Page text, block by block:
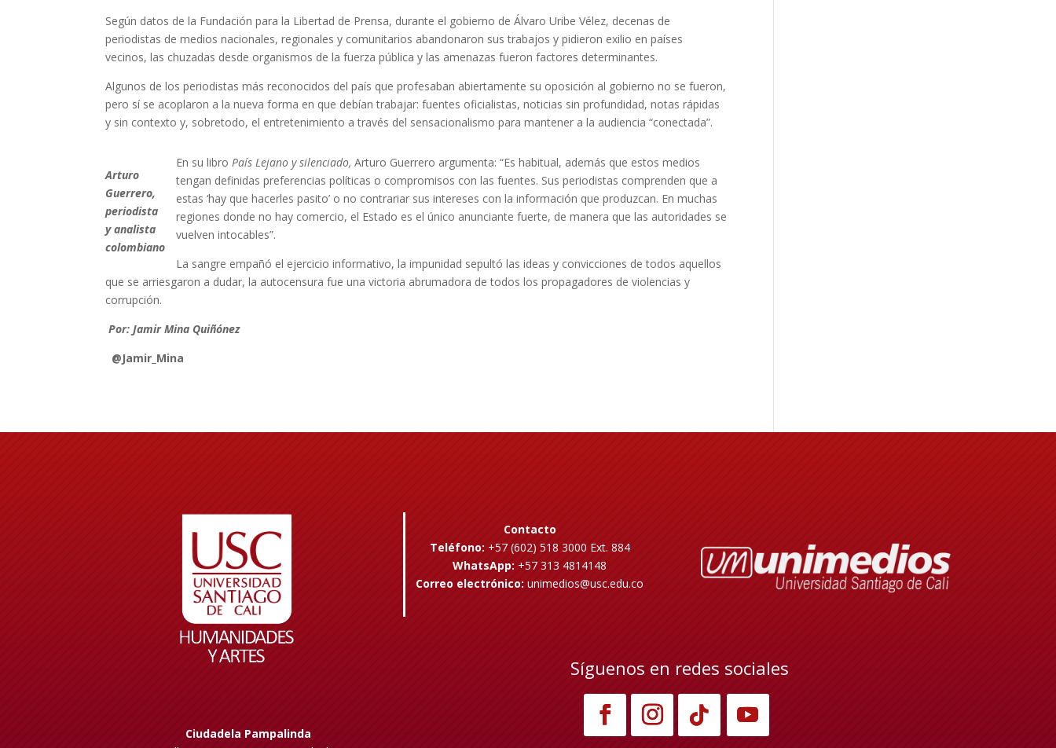
Según datos de la Fundación para la Libertad de Prensa, durante el gobierno de Álvaro Uribe Vélez, decenas de
periodistas de medios nacionales, regionales y comunitarios abandonaron sus trabajos y pidieron exilio en países
vecinos, las chuzadas desde organismos de la fuerza pública y las amenazas fueron factores determinantes.
Algunos de los periodistas más reconocidos del país que profesaban abiertamente su oposición al gobierno no se fueron,
pero sí se acoplaron a la nueva forma en que debían trabajar: fuentes oficialistas, noticias sin profundidad, notas rápidas
y sin contexto y, sobretodo, el entretenimiento a través del sensacionalismo para mantener a la audiencia “conectada”.
Arturo
Guerrero,
periodista
y analista
colombiano
En su libroPaís Lejano y silenciado,Arturo Guerrero argumenta: “Es habitual, además que estos medios
tengan definidas preferencias políticas o compromisos con las fuentes. Sus periodistas comprenden que a
estas ‘hay que hacerles pasito’ o no contrariar sus intereses con la información que produzcan. En muchas
regiones donde no hay comercio, el Estado es el único anunciante fuerte, de manera que las autoridades se
vuelven intocables”.
La sangre empañó el ejercicio informativo, la impunidad sepultó las ideas y convicciones de todos aquellos
que se arriesgaron a dudar, la autocensura fue una victoria abrumadora de todos los propagadores de violencias y
corrupción.
Por: Jamir Mina Quiñónez
@Jamir_Mina
Ciudadela Pampalinda
Contacto
Teléfono: +57 (602) 518 3000 Ext. 884
WhatsApp: +57 313 4814148
Correo electrónico: unimedios@usc.edu.co
Síguenos en redes sociales